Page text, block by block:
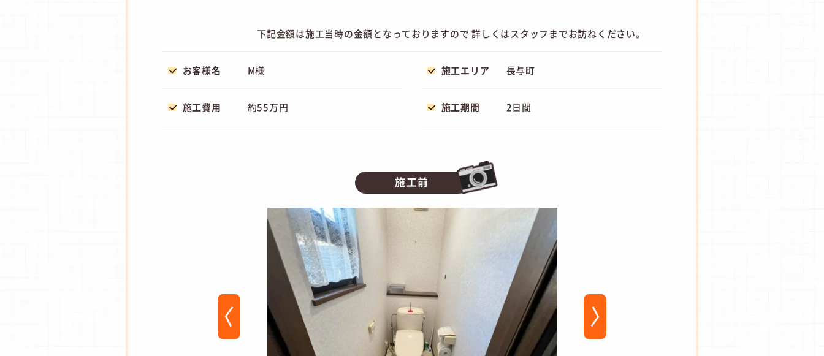
下記金額は施工当時の金額となっておりますので 詳しくはスタッフまでお訪ねください。
お客様名 M様 施工エリア 長与町
施工費用 約55万円 施工期間 2日間
施工前